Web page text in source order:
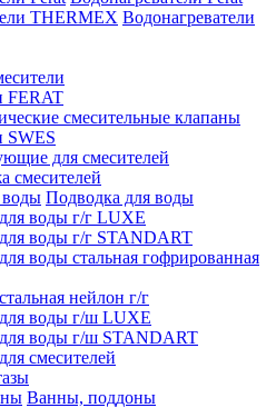
Водонагреватели
FERAT
смесительные клапаны
SWES
для смесителей
смесителей
Подводка для воды
воды г/г LUXE
воды г/г STANDART
воды стальная гофрированная
нейлон г/г
воды г/ш LUXE
воды г/ш STANDART
смесителей
Ванны, поддоны